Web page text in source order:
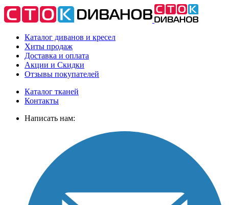
Каталог диванов и кресел
Хиты продаж
Доставка и оплата
Акции и Скидки
Отзывы покупателей
Каталог тканей
Контакты
Написать нам: